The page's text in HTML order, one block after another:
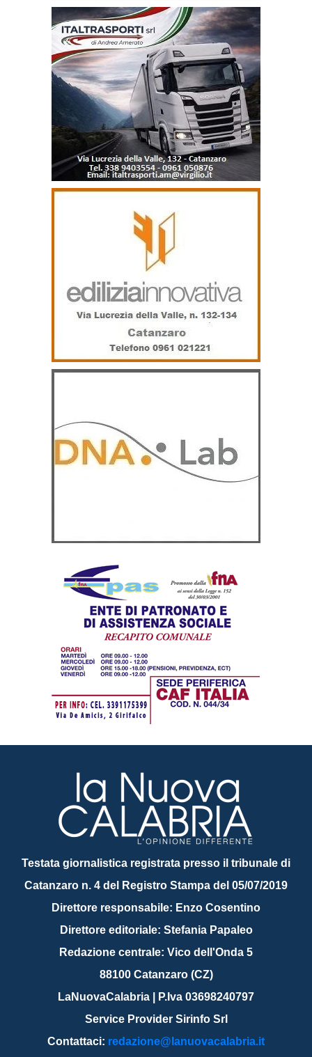
Testata giornalistica registrata presso il tribunale di
Catanzaro n. 4 del Registro Stampa del 05/07/2019
Direttore responsabile: Enzo Cosentino
Direttore editoriale: Stefania Papaleo
Redazione centrale: Vico dell'Onda 5
88100 Catanzaro (CZ)
LaNuovaCalabria | P.Iva 03698240797
Service Provider Sirinfo Srl
Contattaci: redazione@lanuovacalabria.it